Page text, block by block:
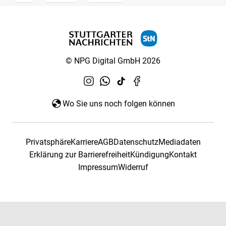
© NPG Digital GmbH 2026
Wo Sie uns noch folgen können
PrivatsphäreKarriereAGBDatenschutzMediadaten
Erklärung zur BarrierefreiheitKündigungKontakt
ImpressumWiderruf